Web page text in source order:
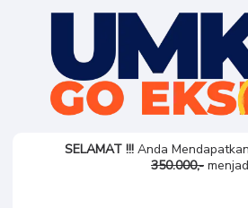
SELAMAT !!!Anda
350.000,-